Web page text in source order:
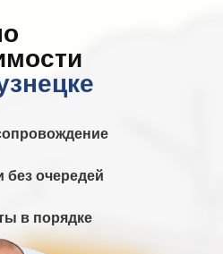
без очередей
в порядке